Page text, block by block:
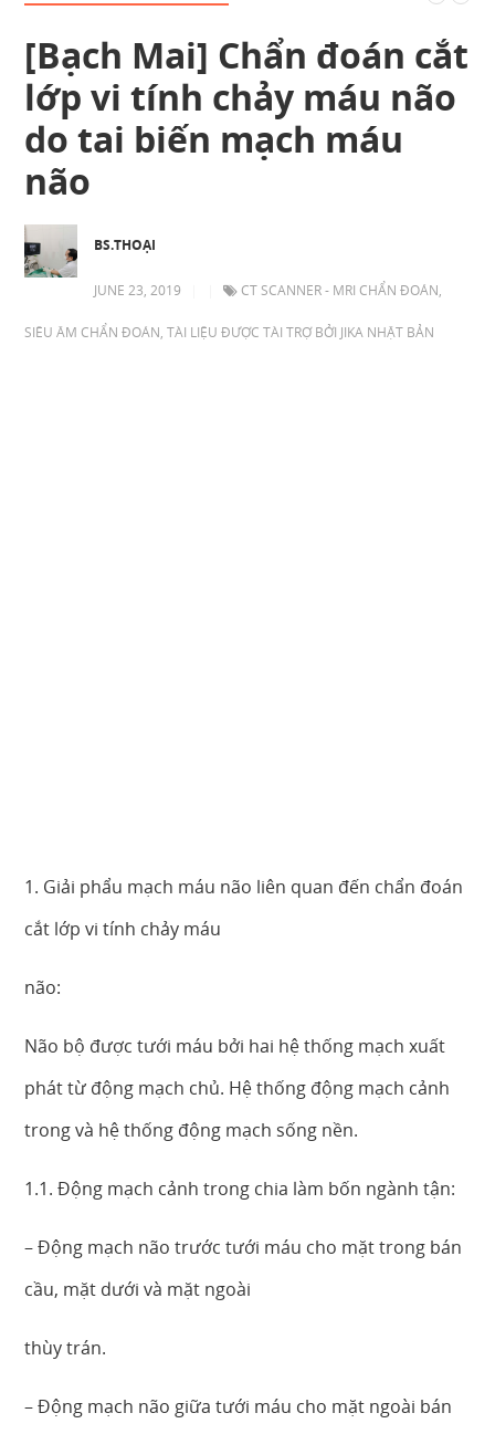
[Bạch Mai] Chẩn đoán cắt
lớp vi tính chảy máu não
do tai biến mạch máu
não
BS.THOẠI
JUNE 23, 2019 CT SCANNER - MRI CHẨN ĐOÁN,
SIÊU ÂM CHẨN ĐOÁN,TÀI LIỆU ĐƯỢC TÀI TRỢ BỞI JIKA NHẬT BẢN
1. Giải phẩu mạch máu não liên quan đến chẩn đoán
cắt lớp vi tính chảy máu
não:
Não bộ được tưới máu bởi hai hệ thống mạch xuất
phát từ động mạch chủ. Hệ thống động mạch cảnh
trong và hệ thống động mạch sống nền.
1.1. Động mạch cảnh trong chia làm bốn ngành tận:
– Động mạch não trước tưới máu cho mặt trong bán
cầu, mặt dưới và mặt ngoài
thùy trán.
– Động mạch não giữa tưới máu cho mặt ngoài bán